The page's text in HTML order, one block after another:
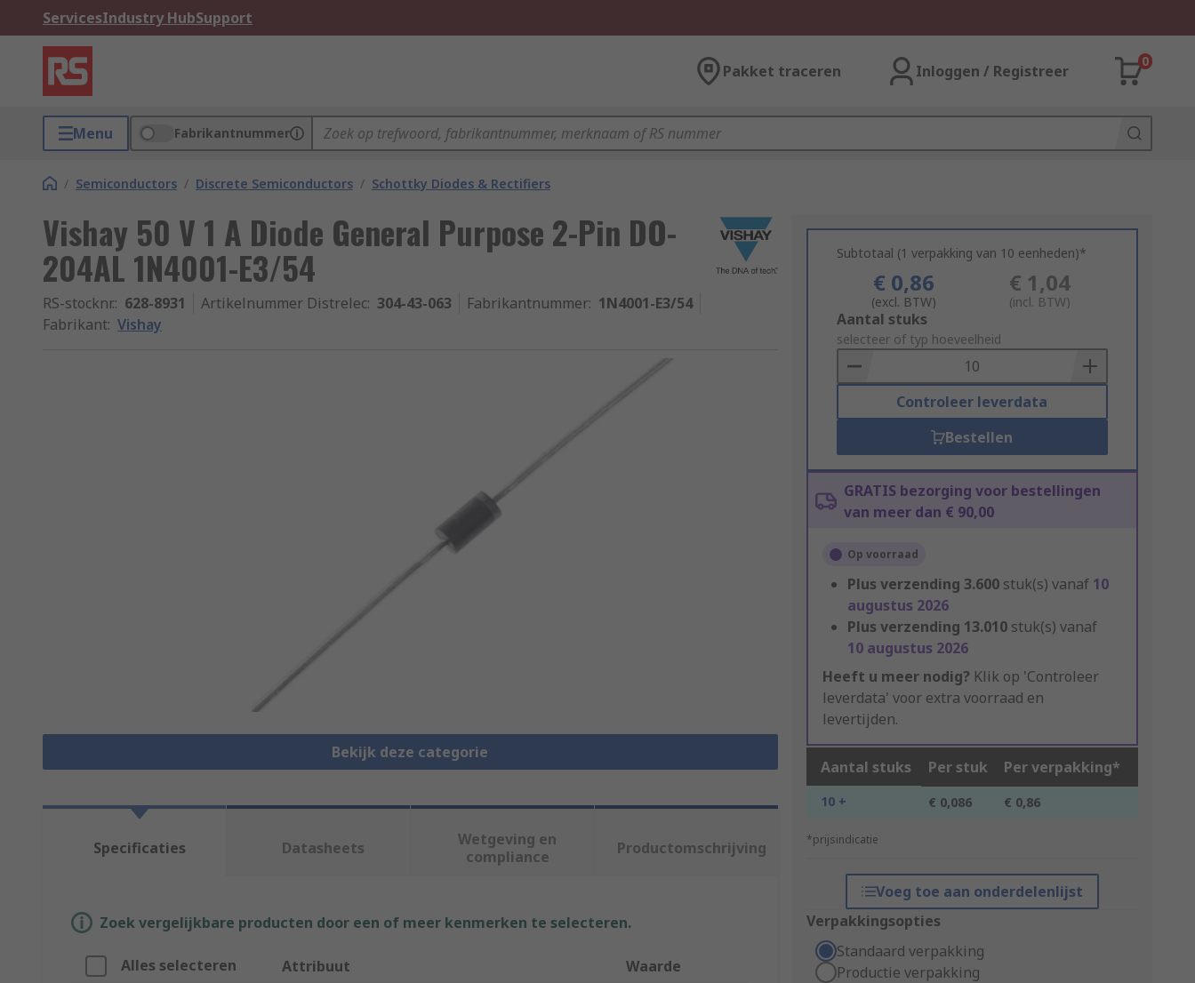
ServicesIndustry HubSupport
Pakket traceren Inloggen / Registreer
0
Menu Fabrikantnummer
/ Semiconductors / Discrete Semiconductors / Schottky Diodes & Rectifiers
Vishay 50 V 1 A Diode General Purpose 2-Pin DO-
204AL 1N4001-E3/54
RS-stocknr.: 628-8931 Artikelnummer Distrelec: 304-43-063 Fabrikantnummer: 1N4001-E3/54
Fabrikant: Vishay
Bekijk deze categorie
Subtotaal (1 verpakking van 10 eenheden)*
€ 0,86
(excl. BTW)
€ 1,04
(incl. BTW)
Add
to
Basket
Aantal stuks
selecteer of typ hoeveelheid
Controleer leverdata
Bestellen
GRATIS bezorging voor bestellingen
van meer dan € 90,00
Op voorraad
Plus verzending 3.600 stuk(s) vanaf 10
augustus 2026
Plus verzending 13.010 stuk(s) vanaf
10 augustus 2026
Heeft u meer nodig? Klik op 'Controleer
leverdata' voor extra voorraad en
levertijden.
Aantal stuks Per stuk Per verpakking*
10 + € 0,086 € 0,86
*prijsindicatie
Voeg toe aan onderdelenlijst
Verpakkingsopties
Standaard verpakking
Productie verpakking
Specificaties Datasheets
Wetgeving en
compliance
Productomschrijving
Zoek vergelijkbare producten door een of meer kenmerken te selecteren.
Alles selecteren Attribuut Waarde